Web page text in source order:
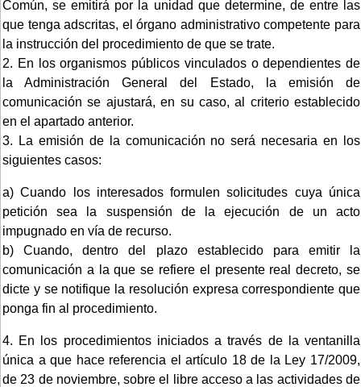
Común, se emitirá por la unidad que determine, de entre las
que tenga adscritas, el órgano administrativo competente para
la instrucción del procedimiento de que se trate.
2. En los organismos públicos vinculados o dependientes de
la Administración General del Estado, la emisión de
comunicación se ajustará, en su caso, al criterio establecido
en el apartado anterior.
3. La emisión de la comunicación no será necesaria en los
siguientes casos:
a) Cuando los interesados formulen solicitudes cuya única
petición sea la suspensión de la ejecución de un acto
impugnado en vía de recurso.
b) Cuando, dentro del plazo establecido para emitir la
comunicación a la que se refiere el presente real decreto, se
dicte y se notifique la resolución expresa correspondiente que
ponga fin al procedimiento.
4. En los procedimientos iniciados a través de la ventanilla
única a que hace referencia el artículo 18 de la Ley 17/2009,
de 23 de noviembre, sobre el libre acceso a las actividades de